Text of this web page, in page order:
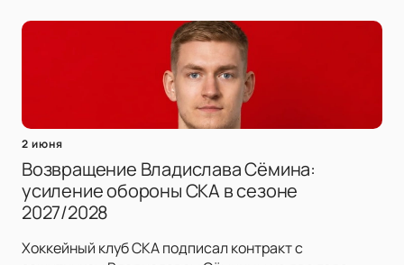
2 июня
Возвращение Владислава Сёмина:
усиление обороны СКА в сезоне
2027/2028
Хоккейный клуб СКА подписал контракт с